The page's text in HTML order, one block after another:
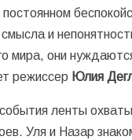
и
мира, они
режиссер Юлия
ленты
Уля и Назар